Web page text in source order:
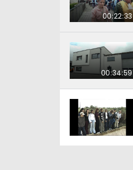
00:22:33
00:34:59